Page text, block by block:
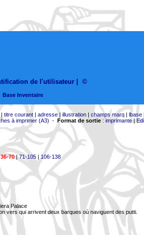
de l'utilisateur ©
Base Inventaire
titre courant| adresse| illustration| champs marq| lbase|
à imprimer (A3) - Format de sortie: imprimante|
36-70|71-105| 106-138
Palace
vers qui arrivent deux barques où naviguent des putti.